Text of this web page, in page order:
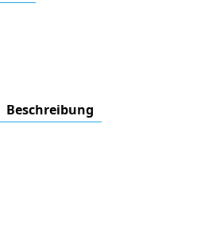
Beschrei­bung